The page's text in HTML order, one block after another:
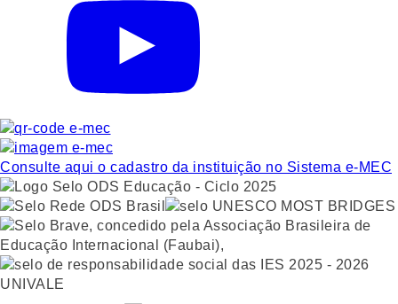
Consulte aqui o cadastro da instituição no Sistema e-MEC
UNIVALE